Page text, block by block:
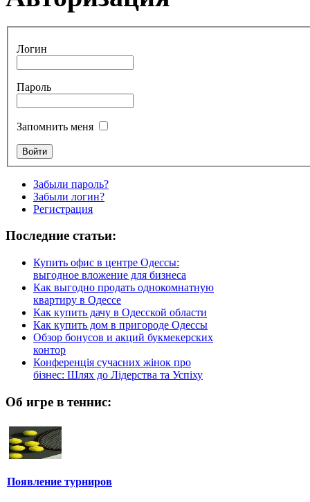
Логин
Пароль
Запомнить меня
Забыли пароль?
Забыли логин?
Регистрация
Последние статьи:
Купить офис в центре Одессы:
выгодное вложение для бизнеса
Как выгодно продать однокомнатную
квартиру в Одессе
Как купить дачу в Одесской области
Как купить дом в пригороде Одессы
Обзор бонусов и акций букмекерских
контор
Конференція сучасних жінок про
бізнес: Шлях до Лідерства та Успіху
Об игре в теннис:
Появление турниров